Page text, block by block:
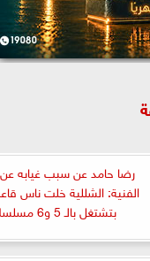
رضا حامد عن سبب غيابه
الفنية: الشللية خلت ناس
بتشتغل بالـ 5 و6 مسلسلات